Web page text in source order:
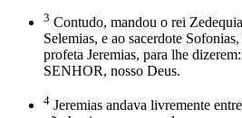
3 Contudo, mandou o rei
Selemias, e ao sacerdote
profeta Jeremias, para lhe
SENHOR, nosso Deus.
4 Jeremias andava livremente